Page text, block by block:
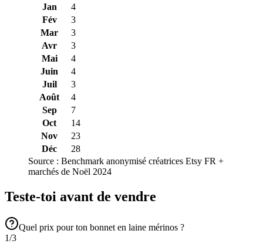
Jan
4
Fév
3
Mar
3
Avr
3
Mai
4
Juin
4
Juil
3
Août
4
Sep
7
Oct
14
Nov
23
Déc
28
Source : Benchmark anonymisé créatrices Etsy FR +
marchés de Noël 2024
Teste-toi avant de vendre
Quel prix pour ton bonnet en laine mérinos ?
1/3